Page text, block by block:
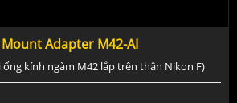
Mount Adapter M42-AI
kính ngàm M42 lắp trên thân Nikon F)